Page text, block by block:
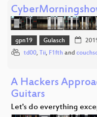
gpn19 Gulasch
td00, Tii, F1fth and
A Hackers
Guitars
Let's do everything